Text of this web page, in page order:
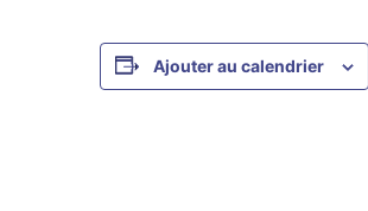
Ajouter au calendrier